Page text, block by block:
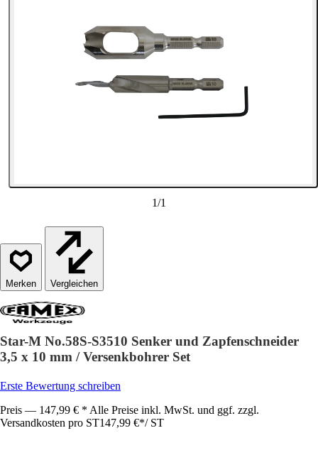
1/1
Vergleichen
Star-M No.58S-S3510 Senker und Zapfenschneider
3,5 x 10 mm / Versenkbohrer Set
Erste Bewertung schreiben
Preis — 147,99 € * Alle Preise inkl. MwSt. und ggf. zzgl.
Versandkosten pro ST147,99 €*/ ST